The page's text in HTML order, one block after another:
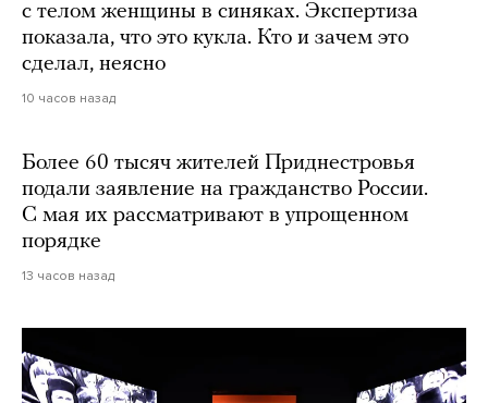
с телом женщины в синяках. Экспертиза
показала, что это кукла. Кто и зачем это
сделал, неясно
10 часов назад
Более 60 тысяч жителей Приднестровья
подали заявление на гражданство России.
С мая их рассматривают в упрощенном
порядке
13 часов назад